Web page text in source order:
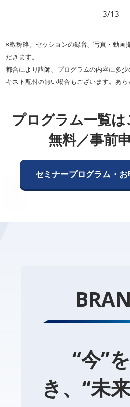
3/13
※敬称略。セッションの録音、写真・動画
だきます。
都合により講師、プログラムの内容に多
キスト配付の無い場合もございます。あら
プログラム一覧
無料／事前
セミナープログラム・
“今”
き、“未